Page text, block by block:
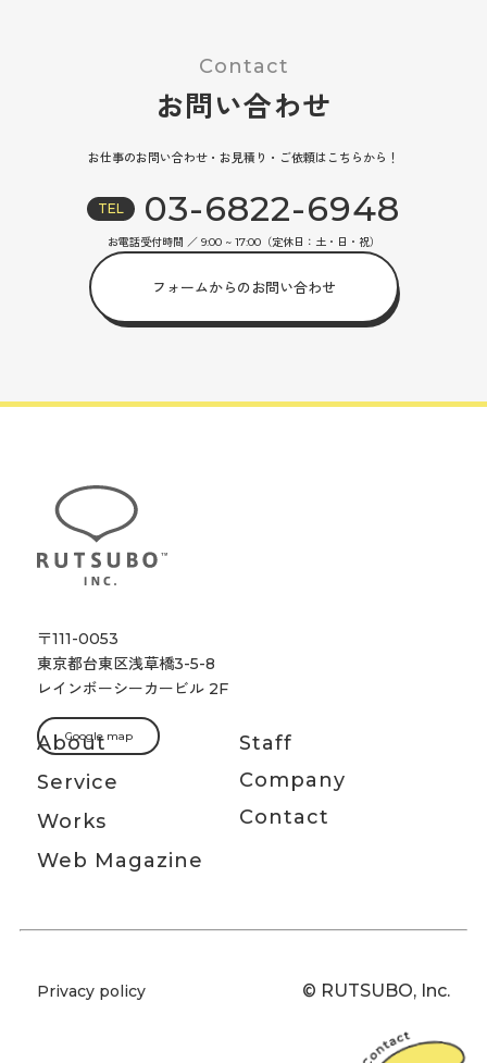
Contact
お問い合わせ
お仕事のお問い合わせ・お見積り・ご依頼はこちらから！
TEL 03-6822-6948
お電話受付時間 ／ 9:00 ~ 17:00（定休日：土・日・祝）
フォームからのお問い合わせ
〒111-0053
東京都台東区浅草橋3-5-8
レインボーシーカービル 2F
Google map
About
Service
Works
Web Magazine
Staff
Company
Contact
Privacy policy © RUTSUBO, Inc.